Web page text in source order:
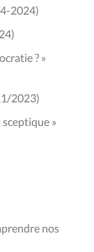
2024)
? »
2023)
»
nos